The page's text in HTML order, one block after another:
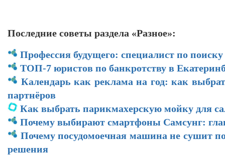
Последние советы раздела «Разное»:
Профессия будущего: специалист по
ТОП-7 юристов по банкротству в
Календарь как реклама на год: как
партнёров
Как выбрать парикмахерскую мойку для
Почему выбирают смартфоны Самсунг:
Почему посудомоечная машина не сушит
решения